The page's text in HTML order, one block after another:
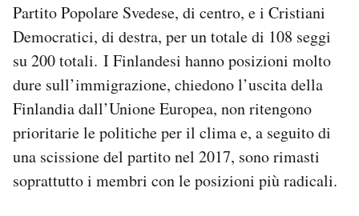
Partito Popolare Svedese, di centro, e i Cristiani
Democratici, di destra, per un totale di 108 seggi
su 200 totali. I Finlandesi hanno posizioni molto
dure sull’immigrazione, chiedono l’uscita della
Finlandia dall’Unione Europea, non ritengono
prioritarie le politiche per il clima e, a seguito di
una scissione del partito nel 2017, sono rimasti
soprattutto i membri con le posizioni più radicali.